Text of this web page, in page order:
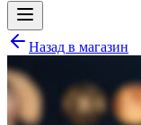
Назад в магазин